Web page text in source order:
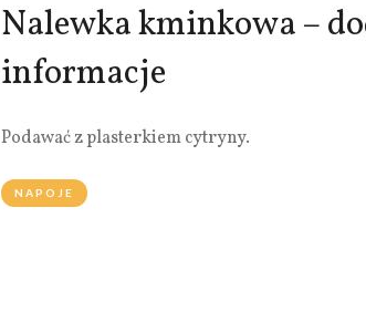
Nalewka kminkowa –
informacje
Podawać z plasterkiem cytryny.
NAPOJE